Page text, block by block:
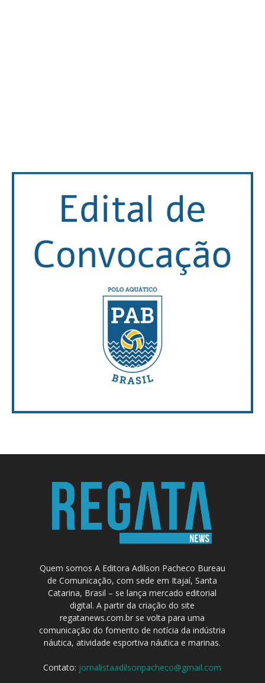
Quem somos A Editora Adilson Pacheco Bureau
de Comunicação, com sede em Itajaí, Santa
Catarina, Brasil – se lança mercado editorial
digital. A partir da criação do site
regatanews.com.br se volta para uma
comunicação do fomento de notícia da indústria
náutica, atividade esportiva náutica e marinas.
Contato: jornalistaadilsonpacheco@gmail.com